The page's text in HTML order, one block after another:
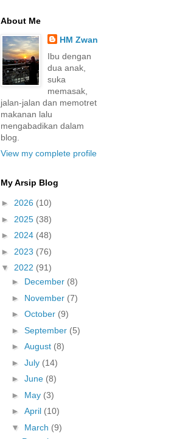
About Me
HM Zwan
Ibu dengan
dua anak,
suka
memasak,
jalan-jalan dan memotret
makanan lalu
mengabadikan dalam
blog.
View my complete profile
My Arsip Blog
► 2026 (10)
► 2025 (38)
► 2024 (48)
► 2023 (76)
▼ 2022 (91)
► December (8)
► November (7)
► October (9)
► September (5)
► August (8)
► July (14)
► June (8)
► May (3)
► April (10)
▼ March (9)